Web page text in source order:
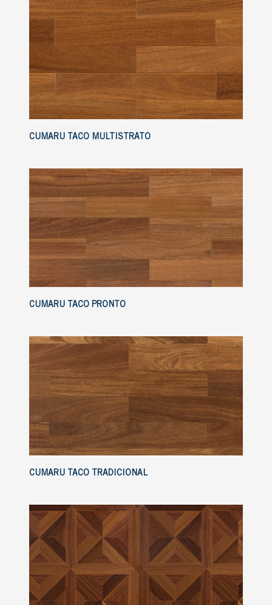
CUMARU TACO MULTISTRATO
CUMARU TACO PRONTO
CUMARU TACO TRADICIONAL